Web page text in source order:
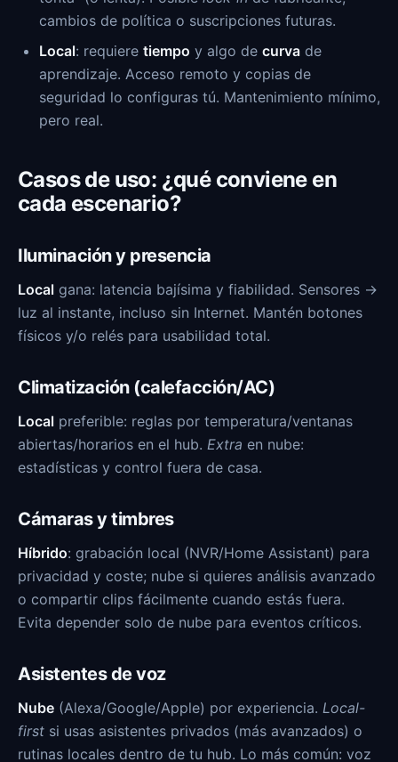
cambios de política o suscripciones futuras.
Local: requiere tiempo y algo de curva de
aprendizaje. Acceso remoto y copias de
seguridad lo configuras tú. Mantenimiento mínimo,
pero real.
Casos de uso: ¿qué conviene en
cada escenario?
Iluminación y presencia
Local gana: latencia bajísima y fiabilidad. Sensores →
luz al instante, incluso sin Internet. Mantén botones
físicos y/o relés para usabilidad total.
Climatización (calefacción/AC)
Local preferible: reglas por temperatura/ventanas
abiertas/horarios en el hub. Extra en nube:
estadísticas y control fuera de casa.
Cámaras y timbres
Híbrido: grabación local (NVR/Home Assistant) para
privacidad y coste; nube si quieres análisis avanzado
o compartir clips fácilmente cuando estás fuera.
Evita depender solo de nube para eventos críticos.
Asistentes de voz
Nube (Alexa/Google/Apple) por experiencia. Local-
first si usas asistentes privados (más avanzados) o
rutinas locales dentro de tu hub. Lo más común: voz